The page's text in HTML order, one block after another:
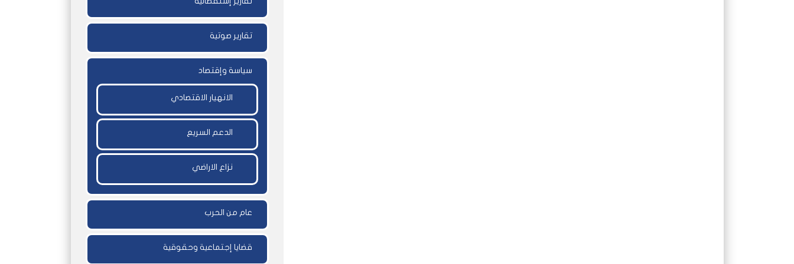
تقارير صوتية
سياسة وإقتصاد
الانهيار الاقتصادي
الدعم السريع
نزاع الاراضي
عام من الحرب
قضايا إجتماعية وحقوقية